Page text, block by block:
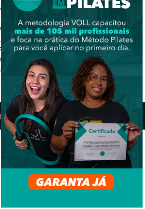
nov 21, 2019 Terapia
condição clínica que vem acometendo
com etiologia desconhecida mas com
ao estresse, ao comprometimento da
a condições sociais contemporâneas
Group. Todos os direitos reservados.